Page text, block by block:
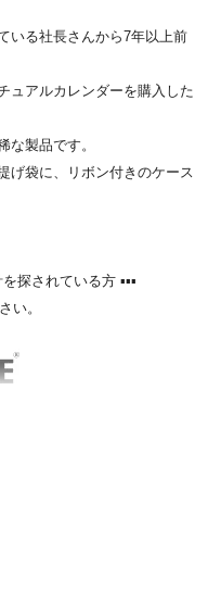
いる社長さんから7年以上前
ュアルカレンダーを購入した
な製品です。
げ袋に、リボン付きのケース
探されている方 ▪▪▪
い。